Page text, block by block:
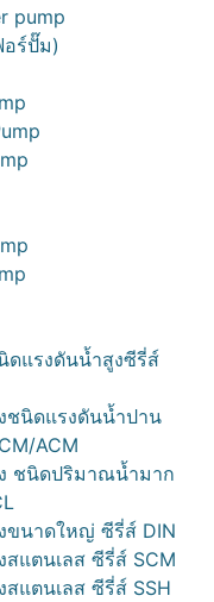
pump
อร์ปั๊ม)
ดแรงดันน้ำสูงซีรี่ส์
ชนิดแรงดันน้ำปาน
ACM
ชนิดปริมาณน้ำมาก
ขนาดใหญ่ ซีรี่ส์ DIN
แตนเลส ซีรี่ส์ SCM
แตนเลส ซีรี่ส์ SSH